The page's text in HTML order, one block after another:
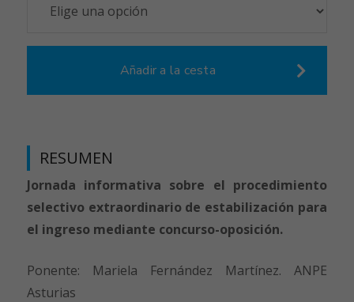
Añadir a la cesta
RESUMEN
Jornada informativa sobre el procedimiento
selectivo extraordinario de estabilización para
el ingreso mediante concurso-oposición.
Ponente: Mariela Fernández Martínez. ANPE
Asturias